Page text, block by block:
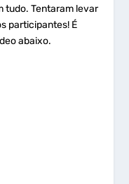
tudo. Tentaram levar
participantes! É
abaixo.